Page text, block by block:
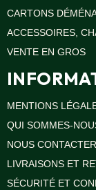
Profilés,
Manchons,
Vaisselles
Étirables
Cartons
Papiers
kraft,
Macules
CARTONS
ACCESSOIRES,
VENTE EN GROS
MENTIONS
QUI SOMMES-
NOUS CONTACTER
LIVRAISONS ET
SÉCURITÉ ET